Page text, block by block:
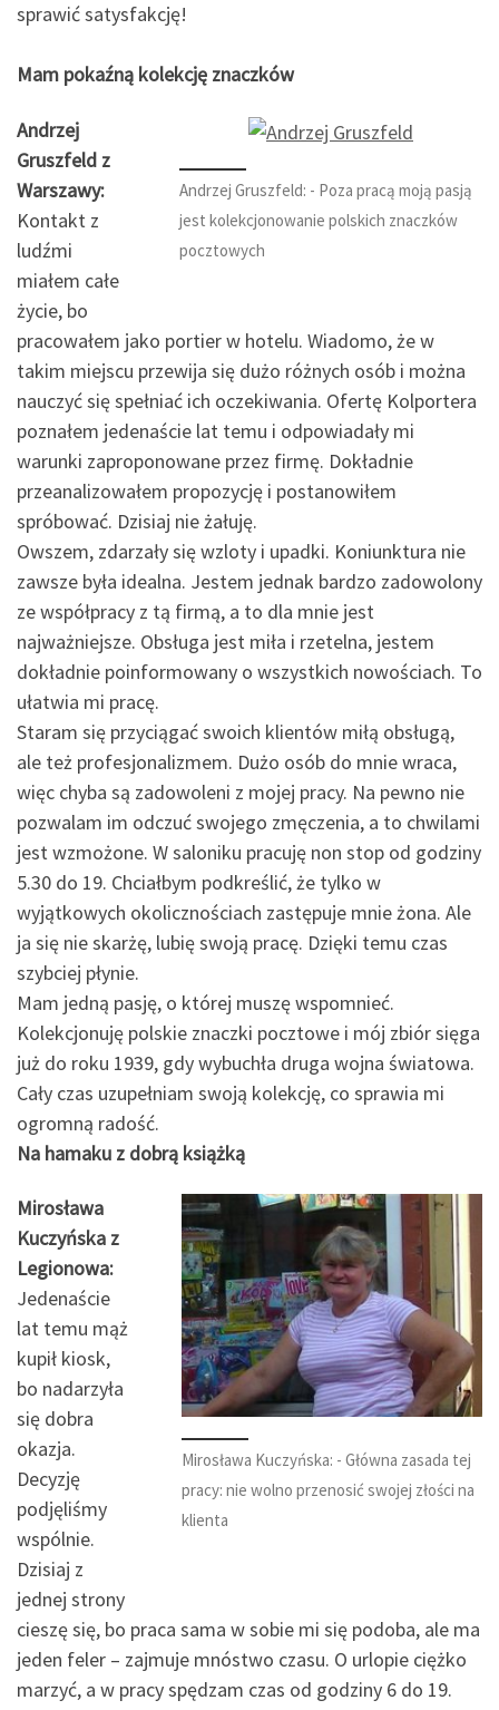
sprawić satysfakcję!
Mam pokaźną kolekcję znaczków
Andrzej Gruszfeld: - Poza pracą moją pasją
jest kolekcjonowanie polskich znaczków
pocztowych
Andrzej
Gruszfeld z
Warszawy:
Kontakt z
ludźmi
miałem całe
życie, bo
pracowałem jako portier w hotelu. Wiadomo, że w
takim miejscu przewija się dużo różnych osób i można
nauczyć się spełniać ich oczekiwania. Ofertę Kolportera
poznałem jedenaście lat temu i odpowiadały mi
warunki zaproponowane przez firmę. Dokładnie
przeanalizowałem propozycję i postanowiłem
spróbować. Dzisiaj nie żałuję.
Owszem, zdarzały się wzloty i upadki. Koniunktura nie
zawsze była idealna. Jestem jednak bardzo zadowolony
ze współpracy z tą firmą, a to dla mnie jest
najważniejsze. Obsługa jest miła i rzetelna, jestem
dokładnie poinformowany o wszystkich nowościach. To
ułatwia mi pracę.
Staram się przyciągać swoich klientów miłą obsługą,
ale też profesjonalizmem. Dużo osób do mnie wraca,
więc chyba są zadowoleni z mojej pracy. Na pewno nie
pozwalam im odczuć swojego zmęczenia, a to chwilami
jest wzmożone. W saloniku pracuję non stop od godziny
5.30 do 19. Chciałbym podkreślić, że tylko w
wyjątkowych okolicznościach zastępuje mnie żona. Ale
ja się nie skarżę, lubię swoją pracę. Dzięki temu czas
szybciej płynie.
Mam jedną pasję, o której muszę wspomnieć.
Kolekcjonuję polskie znaczki pocztowe i mój zbiór sięga
już do roku 1939, gdy wybuchła druga wojna światowa.
Cały czas uzupełniam swoją kolekcję, co sprawia mi
ogromną radość.
Na hamaku z dobrą książką
Mirosława Kuczyńska: - Główna zasada tej
pracy: nie wolno przenosić swojej złości na
klienta
Mirosława
Kuczyńska z
Legionowa:
Jedenaście
lat temu mąż
kupił kiosk,
bo nadarzyła
się dobra
okazja.
Decyzję
podjęliśmy
wspólnie.
Dzisiaj z
jednej strony
cieszę się, bo praca sama w sobie mi się podoba, ale ma
jeden feler – zajmuje mnóstwo czasu. O urlopie ciężko
marzyć, a w pracy spędzam czas od godziny 6 do 19.